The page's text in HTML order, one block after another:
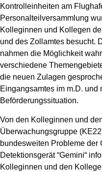
Kontrolleinheiten am
Personalteilversammlung
Kolleginnen und Kollegen
und des Zollamtes besucht.
nahmen die Möglichkeit
verschiedene
die neuen Zulagen
Eingangsamtes im m.D. und
Beförderungssituation.
Von den Kolleginnen und
Überwachungsgruppe
bundesweiten Probleme der
Detektionsgerät “Gemini“
Kolleginnen und den